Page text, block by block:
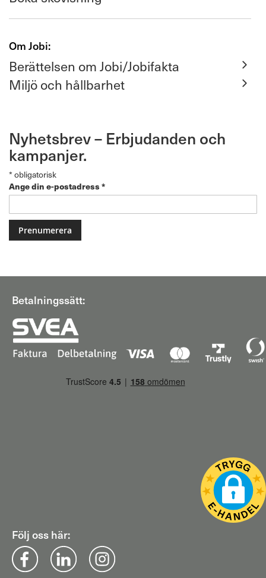
Om Jobi:
Berättelsen om Jobi/Jobifakta
Miljö och hållbarhet
Nyhetsbrev – Erbjudanden och
kampanjer.
* obligatorisk
Ange din e-postadress *
Betalningssätt:
Följ oss här: